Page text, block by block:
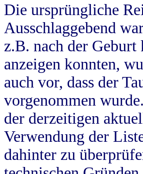
Die ursprüngliche
Ausschlaggebend
z.B. nach der
anzeigen konnten,
auch vor, dass der
vorgenommen
der derzeitigen
Verwendung der
dahinter zu